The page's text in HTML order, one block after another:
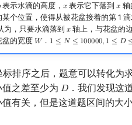
表示水滴的高度，𝑥
x 表示它下落到𝑥
x 轴
个位置，使得从被花盆接着的第 1
为，只要水滴落到𝑥
x 轴上，与花盆的
盆的宽度 𝑊
W． 1 ≤ 𝑁 ≤ 100000, 1 ≤ 𝐷
1≤N ≤100000,1≤D≤
标排序之后，题意可以转化为
之差至少为 𝐷
D ．我们发现这
有关，但是这道题区间的大